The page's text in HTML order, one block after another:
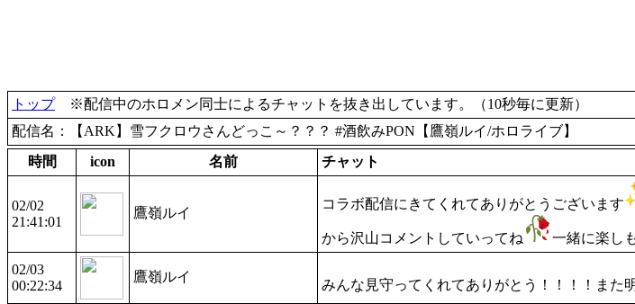
トップ※配信中のホロメン同士によるチャットを抜き出しています。（10秒毎に更新）
配信名：【ARK】雪フクロウさんどっこ～？？？ #酒飲みPON【鷹嶺ルイ/ホロライブ】
時間
icon 名前 チャット
02/02
21:41:01
鷹嶺ルイ
コラボ配信にきてくれてありがとうございます
から沢山コメントしていってね 一緒に楽し
02/03
00:22:34
鷹嶺ルイ
みんな見守ってくれてありがとう！！！！また